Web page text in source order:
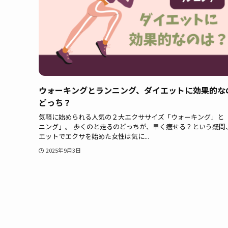
ウォーキングとランニング、ダイエットに効果的な
どっち？
気軽に始められる人気の２大エクササイズ「ウォーキング」と
ニング」。 歩くのと走るのどっちが、早く痩せる？という疑問
エットでエクサを始めた女性は気に...
2025年9月3日